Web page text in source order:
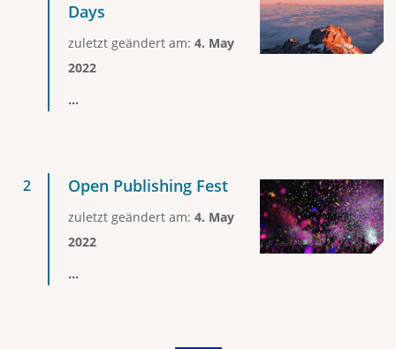
Days
zuletzt geändert am: 4. May
2022
...
Open Publishing Fest
zuletzt geändert am: 4. May
2022
...